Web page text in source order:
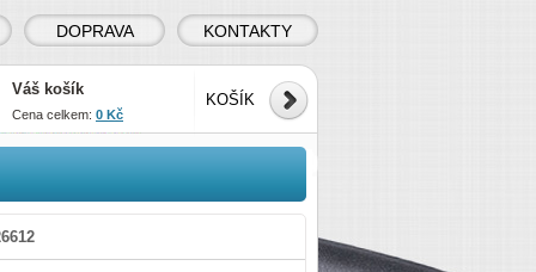
DOPRAVA KONTAKTY
KOŠÍK
Váš košík
Cena celkem: 0 Kč